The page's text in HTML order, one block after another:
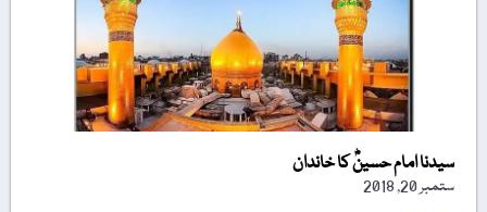
سیدنا امام حسینؓ کا خاندان
ستمبر 20, 2018